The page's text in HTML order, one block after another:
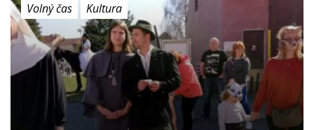
Volný čas Kultura